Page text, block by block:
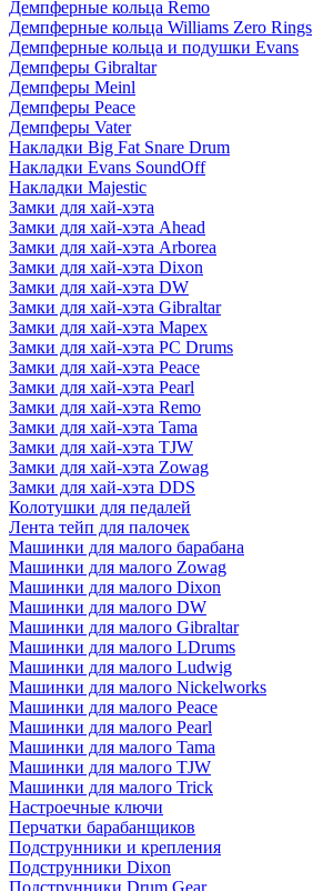
Демпферные кольца Remo
Демпферные кольца Williams Zero Rings
Демпферные кольца и подушки Evans
Демпферы Gibraltar
Демпферы Meinl
Демпферы Peace
Демпферы Vater
Накладки Big Fat Snare Drum
Накладки Evans SoundOff
Накладки Majestic
Замки для хай-хэта
Замки для хай-хэта Ahead
Замки для хай-хэта Arborea
Замки для хай-хэта Dixon
Замки для хай-хэта DW
Замки для хай-хэта Gibraltar
Замки для хай-хэта Mapex
Замки для хай-хэта PC Drums
Замки для хай-хэта Peace
Замки для хай-хэта Pearl
Замки для хай-хэта Remo
Замки для хай-хэта Tama
Замки для хай-хэта TJW
Замки для хай-хэта Zowag
Замки для хай-хэта DDS
Колотушки для педалей
Лента тейп для палочек
Машинки для малого барабана
Машинки для малого Zowag
Машинки для малого Dixon
Машинки для малого DW
Машинки для малого Gibraltar
Машинки для малого LDrums
Машинки для малого Ludwig
Машинки для малого Nickelworks
Машинки для малого Peace
Машинки для малого Pearl
Машинки для малого Tama
Машинки для малого TJW
Машинки для малого Trick
Настроечные ключи
Перчатки барабанщиков
Подструнники и крепления
Подструнники Dixon
Подструнники Drum Gear